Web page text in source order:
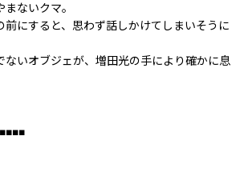
ないクマ。
前にすると、思わず話しかけてしまいそうに
ないオブジェが、増田光の手により確かに息